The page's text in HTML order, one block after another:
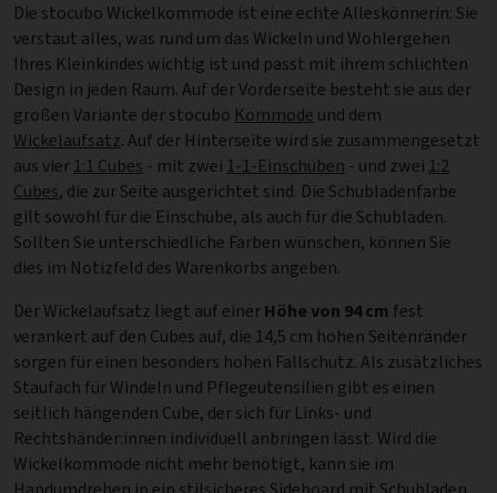
Die stocubo Wickelkommode ist eine echte Alleskönnerin: Sie
verstaut alles, was rund um das Wickeln und Wohlergehen
Ihres Kleinkindes wichtig ist und passt mit ihrem schlichten
Design in jeden Raum. Auf der Vorderseite besteht sie aus der
großen Variante der stocubo Kommode und dem
Wickelaufsatz. Auf der Hinterseite wird sie zusammengesetzt
aus vier1:1 Cubes - mit zwei 1-1-Einschüben - und zwei 1:2
Cubes, die zur Seite ausgerichtet sind. Die Schubladenfarbe
gilt sowohl für die Einschübe, als auch für die Schubladen.
Sollten Sie unterschiedliche Farben wünschen, können Sie
dies im Notizfeld des Warenkorbs angeben.
Der Wickelaufsatz liegt auf einerHöhe von 94 cm fest
verankert auf den Cubes auf, die 14,5 cm hohen Seitenränder
sorgen für einen besonders hohen Fallschutz. Als zusätzliches
Staufach für Windeln und Pflegeutensilien gibt es einen
seitlich hängenden Cube, der sich für Links- und
Rechtshänder:innen individuell anbringen lässt. Wird die
Wickelkommode nicht mehr benötigt, kann sie im